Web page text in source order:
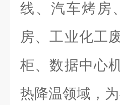
线、汽车烤房
房、工业化工
柜、数据中心
热降温领域，